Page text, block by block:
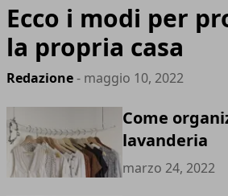
Ecco i modi per
la propria casa
Redazione- maggio 10, 2022
Come
lavanderia
marzo 24, 2022